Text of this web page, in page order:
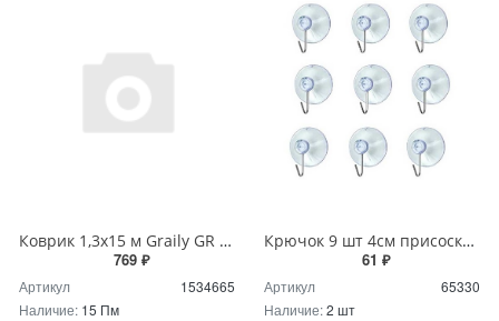
Коврик 1,3х15 м Graily GR 1241B-130
769 ₽
Артикул
1534665
Наличие: 15 Пм
Крючок 9 шт 4см присоска-вакуум NA1054
61 ₽
Артикул
65330
Наличие:2 шт